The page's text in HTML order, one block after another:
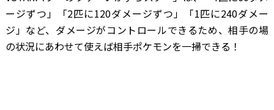
ージずつ」「2匹に120ダメージずつ」「1匹に240ダメー
ジ」など、ダメージがコントロールできるため、相手の場
の状況にあわせて使えば相手ポケモンを一掃できる！